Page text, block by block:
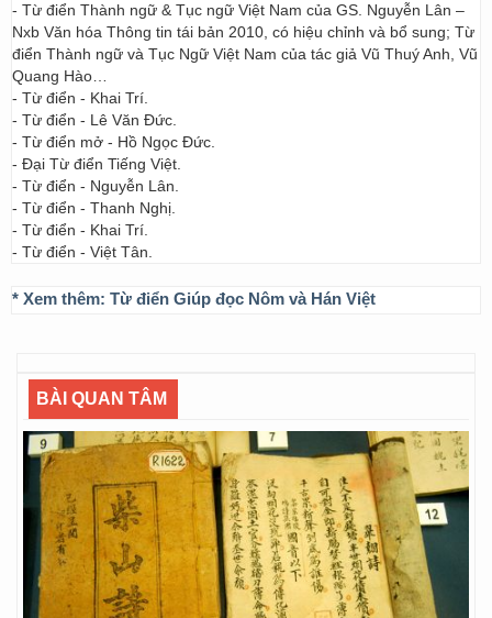
- Từ điển Thành ngữ & Tục ngữ Việt Nam của GS. Nguyễn Lân –
Nxb Văn hóa Thông tin tái bản 2010, có hiệu chỉnh và bổ sung; Từ
điển Thành ngữ và Tục Ngữ Việt Nam của tác giả Vũ Thuý Anh, Vũ
Quang Hào…
- Từ điển - Khai Trí.
- Từ điển - Lê Văn Đức.
- Từ điển mở - Hồ Ngọc Đức.
- Đại Từ điển Tiếng Việt.
- Từ điển - Nguyễn Lân.
- Từ điển - Thanh Nghị.
- Từ điển - Khai Trí.
- Từ điển - Việt Tân.
* Xem thêm: Từ điển Giúp đọc Nôm và Hán Việt
BÀI QUAN TÂM